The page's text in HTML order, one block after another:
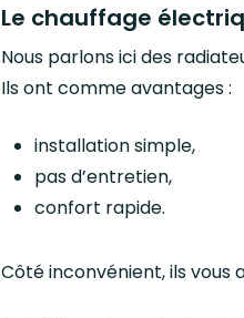
Le chauffage
Nous parlons ici des
Ils ont comme avantages :
installation simple,
pas d’entretien,
confort rapide.
Côté inconvénient, ils